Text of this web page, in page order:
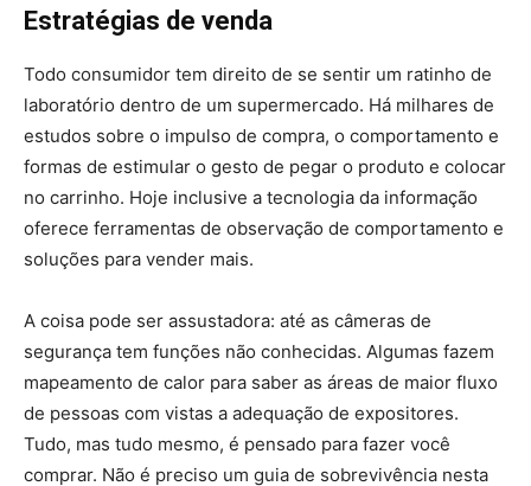
Estratégias de venda
Todo consumidor tem direito de se sentir um ratinho de
laboratório dentro de um supermercado. Há milhares de
estudos sobre o impulso de compra, o comportamento e
formas de estimular o gesto de pegar o produto e colocar
no carrinho. Hoje inclusive a tecnologia da informação
oferece ferramentas de observação de comportamento e
soluções para vender mais.
A coisa pode ser assustadora: até as câmeras de
segurança tem funções não conhecidas. Algumas fazem
mapeamento de calor para saber as áreas de maior fluxo
de pessoas com vistas a adequação de expositores.
Tudo, mas tudo mesmo, é pensado para fazer você
comprar. Não é preciso um guia de sobrevivência nesta